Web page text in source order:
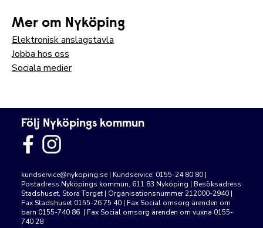
Mer om Nyköping
Elektronisk anslagstavla
Jobba hos oss
Sociala medier
Följ Nyköpings kommun
kundservice@nykoping.se | Kundservice: 0155-24 80 80 |
Postadress Nyköpings kommun, 611 83 Nyköping | Besöksadress
Stadshuset, Stora Torget | Organisationsnummer 212000-2940 |
Fax Stadshuset 0155-26 75 40 | Fax Social omsorg ärenden om
barn 0155-740 86 | Fax Social omsorg ärenden om vuxna 0155-
740 28